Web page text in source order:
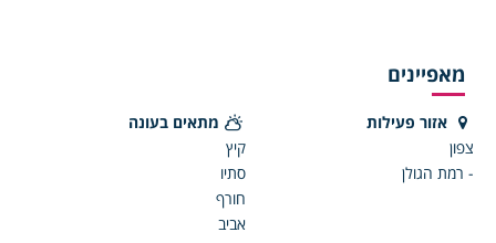
מאפיינים
אזור פעילות
צפון
- רמת הגולן
מתאים בעונה
קיץ
סתיו
חורף
אביב